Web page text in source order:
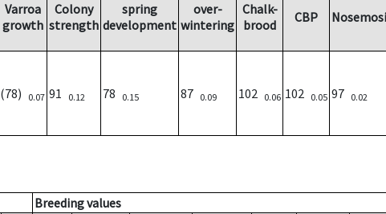
Varroa
growth
Colony
strength
spring
development
over-
wintering
Chalk-
brood
CBP
(78) 0.07 91 0.12 78 0.15 87 0.09 102 0.06 102 0.05 97 0.02
Breeding values